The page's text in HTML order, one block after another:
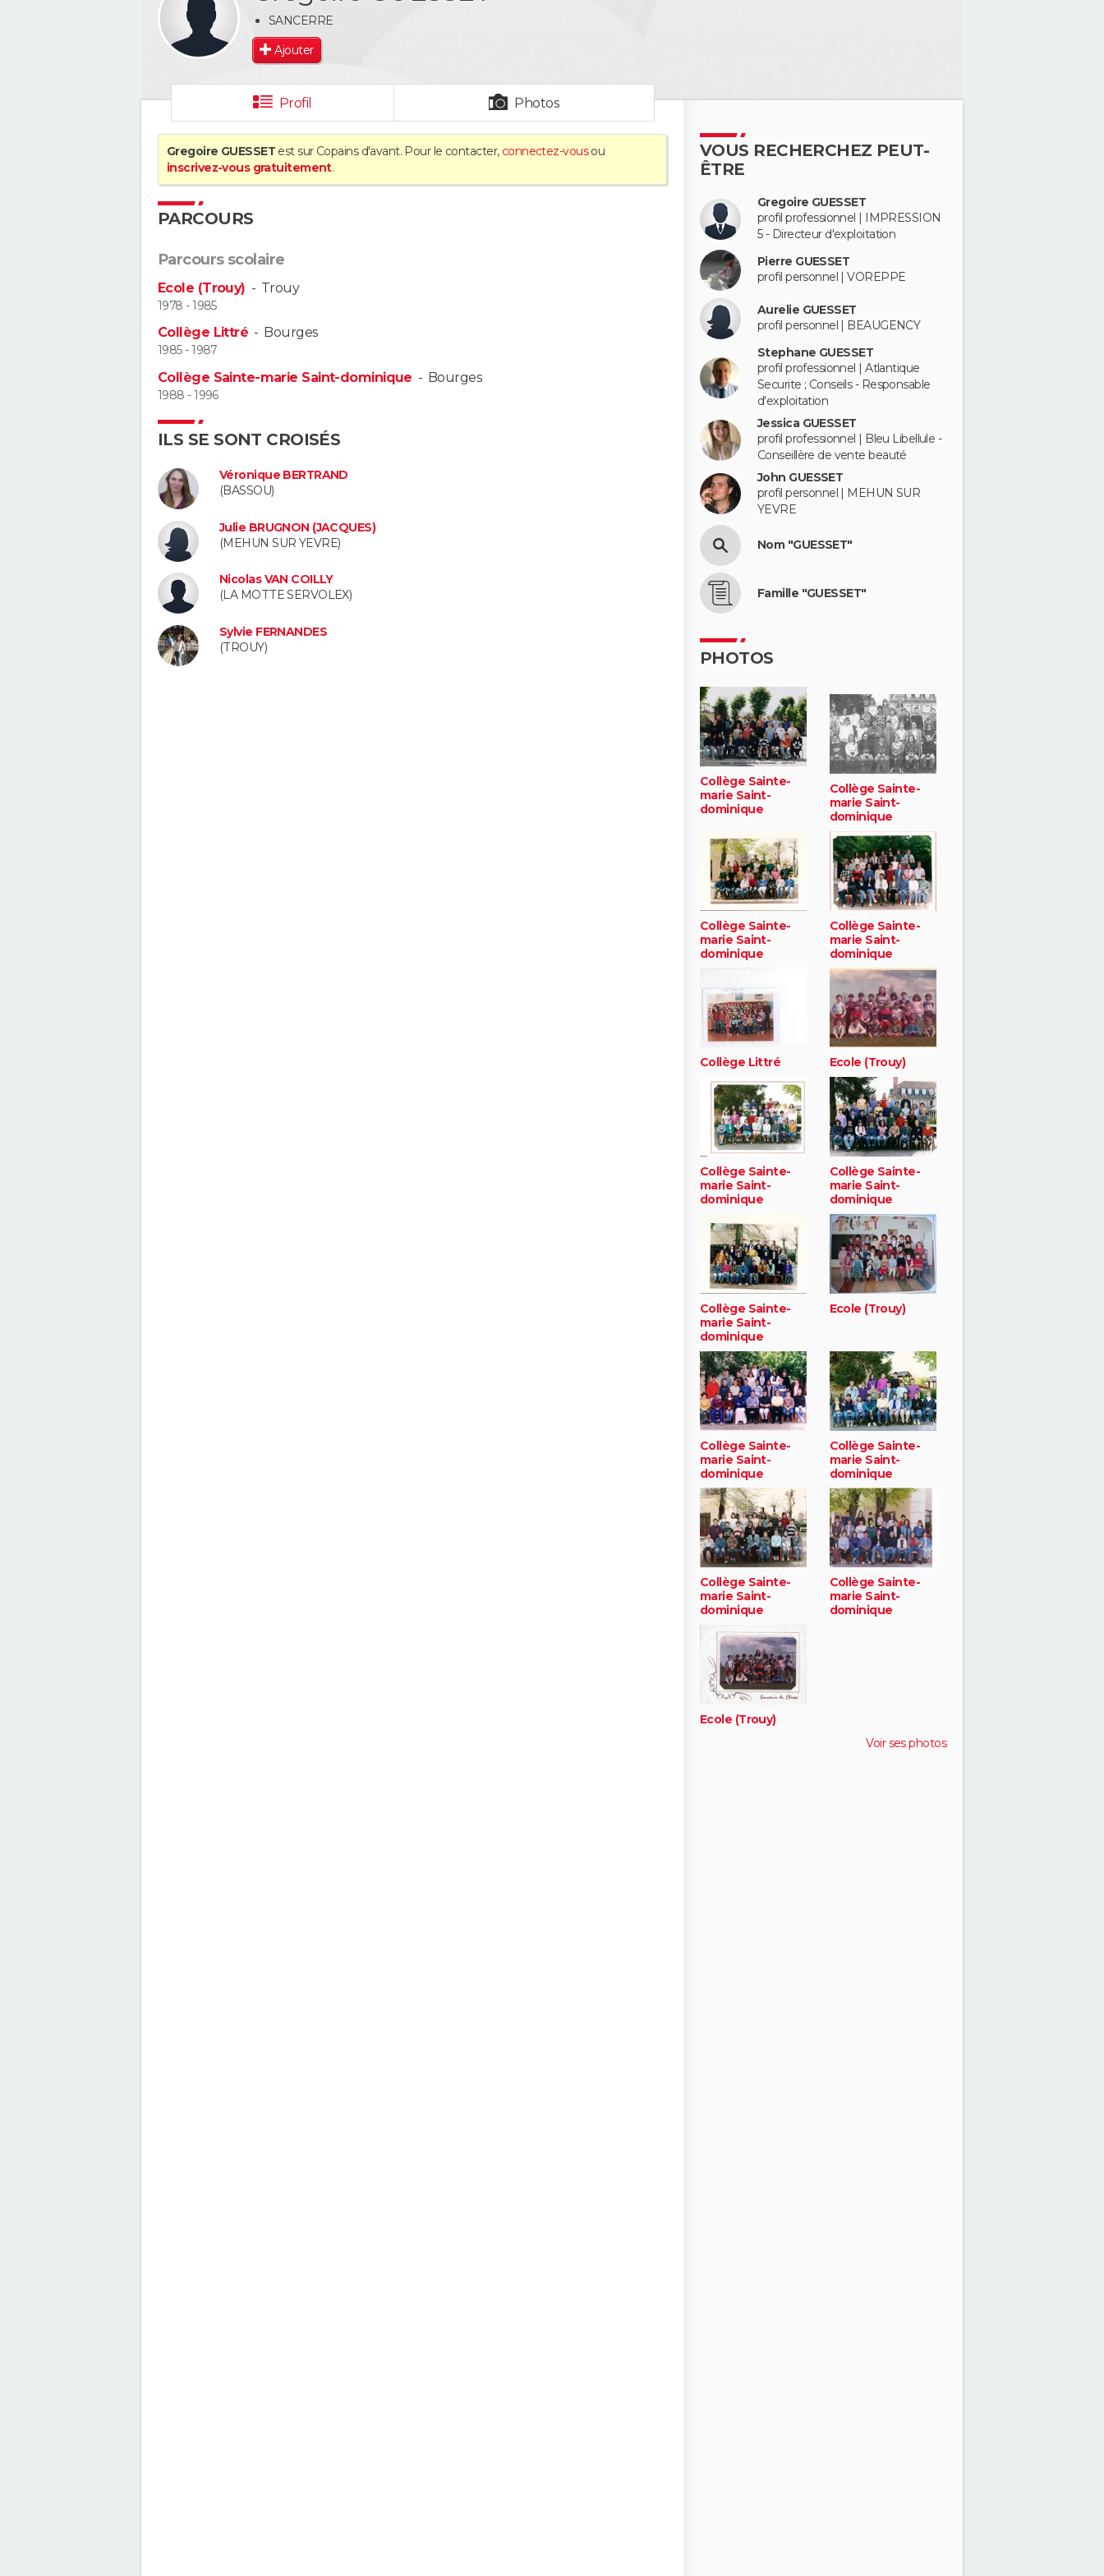
SANCERRE
Ajouter
Profil Photos
Gregoire GUESSET est sur Copains d'avant. Pour le contacter, connectez-vousou
inscrivez-vous gratuitement.
PARCOURS
Parcours scolaire
Ecole (Trouy) - Trouy
1978 - 1985
Collège Littré - Bourges
1985 - 1987
Collège Sainte-marie Saint-dominique - Bourges
1988 - 1996
ILS SE SONT CROISÉS
Véronique BERTRAND
(BASSOU)
Julie BRUGNON (JACQUES)
(MEHUN SUR YEVRE)
Nicolas VAN COILLY
(LA MOTTE SERVOLEX)
Sylvie FERNANDES
(TROUY)
VOUS RECHERCHEZ PEUT-
ÊTRE
Gregoire GUESSET
profil professionnel | IMPRESSION
5 - Directeur d'exploitation
Pierre GUESSET
profil personnel | VOREPPE
Aurelie GUESSET
profil personnel | BEAUGENCY
Stephane GUESSET
profil professionnel | Atlantique
Securite ; Conseils - Responsable
d'exploitation
Jessica GUESSET
profil professionnel | Bleu Libellule -
Conseillère de vente beauté
John GUESSET
profil personnel | MEHUN SUR
YEVRE
Nom "GUESSET"
Famille "GUESSET"
PHOTOS
Collège Sainte-
marie Saint-
dominique
Collège Sainte-
marie Saint-
dominique
Collège Sainte-
marie Saint-
dominique
Collège Sainte-
marie Saint-
dominique
Collège Littré Ecole (Trouy)
Collège Sainte-
marie Saint-
dominique
Collège Sainte-
marie Saint-
dominique
Collège Sainte-
marie Saint-
dominique
Ecole (Trouy)
Collège Sainte-
marie Saint-
dominique
Collège Sainte-
marie Saint-
dominique
Collège Sainte-
marie Saint-
dominique
Collège Sainte-
marie Saint-
dominique
Ecole (Trouy)
Voir ses photos